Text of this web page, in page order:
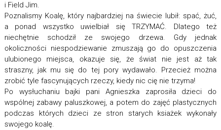
i Field Jim.
Poznalismy Koalę, który najbardziej na świecie lubił: spać, żuć,
a ponad wszystko uwielbiał się TRZYMAĆ. Dlatego też
niechętnie schodził ze swojego drzewa. Gdy jednak
okoliczności niespodziewanie zmuszają go do opuszczenia
ulubionego miejsca, okazuje się, że świat nie jest aż tak
straszny, jak mu się do tej pory wydawało. Przecież można
zrobić tyle fascynujących rzeczy, kiedy nic cię nie trzyma!
Po wysłuchaniu bajki pani Agnieszka zaprosiła dzieci do
wspólnej zabawy paluszkowej, a potem do zajęć plastycznych
podczas których dzieci ze stron starych ksiażek wykonały
swojego koalę.